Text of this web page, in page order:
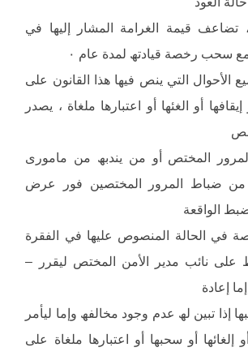
تضاعف قیمة الغرامة المشار إلیھا في
مع سحب رخصة قیادتھ لمدة عام ٠
جمیع الأحوال التي ینص فیھا ھذا القانون على
أو الغئھا أو اعتبارھا ملغاة ، یصدر
المختص أو من یندبھ من مامورى
من ضباط المرور المختصین فور عرض
الواقعة
في الحالة المنصوص علیھا في الفقرة
نائب مدیر الأمن المختص لیقرر –
إعادة
إذا تبین لھ عدم وجود مخالفھ وإما لیأمر
إلغائھا أو سحبھا أو اعتبارھا ملغاة على